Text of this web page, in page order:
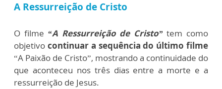
A Ressurreição de Cristo
O filme “A Ressurreição de Cristo”tem como
objetivo continuar a sequência do último filme
“A Paixão de Cristo”, mostrando a continuidade do
que aconteceu nos três dias entre a morte e a
ressurreição de Jesus.